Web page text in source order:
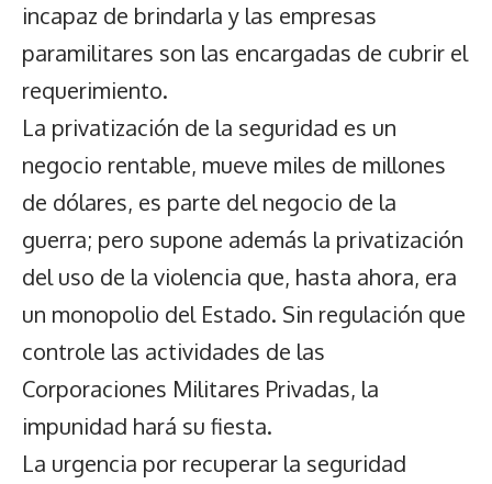
incapaz de brindarla y las empresas
paramilitares son las encargadas de cubrir el
requerimiento.
La privatización de la seguridad es un
negocio rentable, mueve miles de millones
de dólares, es parte del negocio de la
guerra; pero supone además la privatización
del uso de la violencia que, hasta ahora, era
un monopolio del Estado. Sin regulación que
controle las actividades de las
Corporaciones Militares Privadas, la
impunidad hará su fiesta.
La urgencia por recuperar la seguridad